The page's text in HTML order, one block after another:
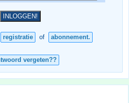
registratie of abonnement.
vergeten??